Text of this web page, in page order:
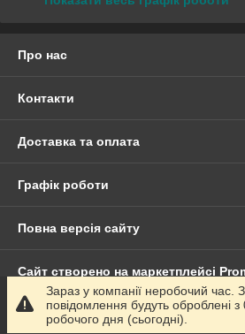
Про нас
Контакти
Доставка та оплата
Графік роботи
Повна версія сайту
Сайт створено на маркетплейсі
Політика конфіденційності
Зараз у компанії неробочий час.
повідомлення будуть оброблені
робочого дня (сьогодні).